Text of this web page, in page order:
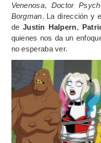
Venenosa, Doctor
Borgman. La dirección y
de Justin Halpern,
quienes nos da un
no esperaba ver.